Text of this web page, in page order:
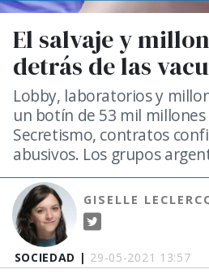
SOCIEDAD | 29-05-2021 13:57
El salvaje y
detrás de las
Lobby, laboratorios y
un botín de 53 mil
Secretismo, contratos
abusivos. Los grupos
GISELLE